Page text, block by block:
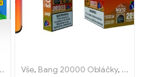
, Jednorázové e-cigarety
Vše, Bang 20000 Obláčky, Bang